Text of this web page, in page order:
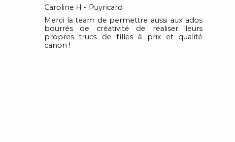
Caroline H - Puyricard
Merci la team de permettre aussi aux ados
bourrés de créativité de réaliser leurs
propres trucs de filles à prix et qualité
canon !